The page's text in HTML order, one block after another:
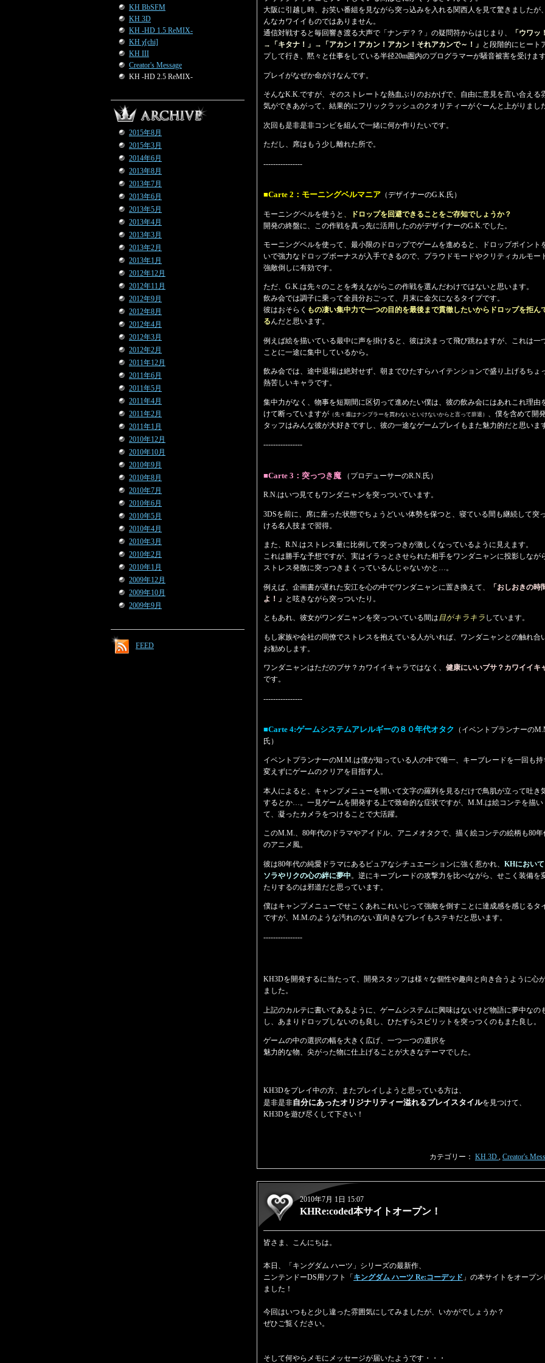
大阪に引越し時、お笑い番組を見ながら突っ込みを入れる関西人を見て驚きましたが
んなカワイイものではありません。
通信対戦すると毎回響き渡る大声で「ナンデ？？」の疑問符からはじまり、
「ウワッ
→「キタナ！」→「アカン！アカン！アカン！それアカンで～！」 と段階的にヒート
プして行き、黙々と仕事をしている半径20m圏内のプログラマーが騒音被害を受けます
プレイがなぜか命がけなんです。
そんなK.K.ですが、そのストレートな熱血ぶりのおかげで、自由に意見を言い合える
気ができあがって、結果的にフリックラッシュのクオリティーがぐーんと上がりまし
次回も是非是非コンビを組んで一緒に何か作りたいです。
ただし、席はもう少し離れた所で。
----------------
■Carte 2：モーニングベルマニア （デザイナーのG.K.氏）
モーニングベルを使うと
ドロップを回避できることをご存知でしょうか？
開発の終盤に、この作戦を真っ先に活用したのがデザイナーのG.K.でした。
モーニングベルを使って、最小限のドロップでゲームを進めると、ドロップポイント
いで強力なドロップボーナスが入手できるので、プラウドモードやクリティカルモー
強敵倒しに有効です。
ただ、G.K.は先々のことを考えながらこの作戦を選んだわけではないと思います。
飲み会では調子に乗って全員分おごって、月末に金欠になるタイプです。
彼はおそらく もの凄い集中力で一つの目的を最後まで貫徹したいからドロップを拒ん
るんだと思います。
例えば絵を描いている最中に声を掛けると、彼は決まって飛び跳ねますが、これは一
ことに一途に集中しているから。
飲み会では、途中退場は絶対せず、朝までひたすらハイテンションで盛り上げるちょ
熱苦しいキャラです。
集中力がなく、物事を短期間に区切って進めたい僕は、彼の飲み会にはあれこれ理由
けて断っていますが （先々週はナンプラーを買わないといけないからと言って辞退） 、僕を含めて開
タッフはみんな彼が大好きですし、彼の一途なゲームプレイもまた魅力的だと思いま
----------------
■Carte 3：突っつき魔 （プロデューサーのR.N.氏）
R.N.はいつ見てもワンダニャンを突っついています。
3DSを前に、席に座った状態でちょうどいい体勢を保つと、寝ている間も継続して突
ける名人技まで習得。
また、R.N.はストレス量に比例して突っつきが激しくなっているように見えます。
これは勝手な予想ですが、実はイラっとさせられた相手をワンダニャンに投影しなが
ストレス発散に突っつきまくっているんじゃないかと…。
例えば、企画書が遅れた安江を心の中でワンダニャンに置き換えて
「おしおきの時
よ！」 と呟きながら突っついたり。
ともあれ、彼女がワンダニャンを突っついている間は 目がキラキラ しています。
もし家族や会社の同僚でストレスを抱えている人がいれば、ワンダニャンとの触れ合
お勧めします。
ワンダニャンはただのブサ？カワイイキャラではなく、 健康にいいブサ？カワイイキ
です。
----------------
■Carte 4:ゲームシステムアレルギーの８０年代オタク （イベントプランナーの
氏）
イベントプランナーのM.M.は僕が知っている人の中で唯一、キーブレードを一回も持
変えずにゲームのクリアを目指す人。
本人によると、キャンプメニューを開いて文字の羅列を見るだけで鳥肌が立って吐き
するとか…。一見ゲームを開発する上で致命的な症状ですが、M.M.は絵コンテを描い
て、凝ったカメラをつけることで大活躍。
このM.M.、80年代のドラマやアイドル、アニメオタクで、描く絵コンテの絵柄も80年
のアニメ風。
彼は80年代の純愛ドラマにあるピュアなシチュエーションに強く惹かれ、 KHにおい
ソラやリクの心の絆に夢中。逆にキーブレードの攻撃力を比べながら、せこく装備を
たりするのは邪道だと思っています。
僕はキャンプメニューでせこくあれこれいじって強敵を倒すことに達成感を感じるタ
ですが、M.M.のような汚れのない直向きなプレイもステキだと思います。
----------------
KH3Dを開発するに当たって、開発スタッフは様々な個性や趣向と向き合うように心
ました。
上記のカルテに書いてあるように、ゲームシステムに興味はないけど物語に夢中なの
し、あまりドロップしないのも良し、ひたすらスピリットを突っつくのもまた良し。
ゲームの中の選択の幅を大きく広げ、一つ一つの選択を
魅力的な物、尖がった物に仕上げることが大きなテーマでした。
KH3Dをプレイ中の方、またプレイしようと思っている方は、
是非是非自分にあったオリジナリティー溢れるプレイスタイルを見つけて、
KH3Dを遊び尽くして下さい！
カテゴリー： KH 3D Creator's
2010年7月 1日 15:07
KHRe:coded本サイトオープン！
皆さま、こんにちは。
本日、「キングダム ハーツ」シリーズの最新作、
ニンテンドーDS用ソフト「キングダム ハーツ Re:コーデッド 」の本サイトをオープン
ました！
今回はいつもと少し違った雰囲気にしてみましたが、いかがでしょうか？
ぜひご覧ください。
そして何やらメモにメッセージが届いたようです・・・
KH BbSFM
KH 3D
KH -HD 1.5 ReMIX-
KH χ[chi]
KH III
Creator's Message
KH -HD 2.5 ReMIX-
2015年8月
2015年3月
2014年6月
2013年8月
2013年7月
2013年6月
2013年5月
2013年4月
2013年3月
2013年2月
2013年1月
2012年12月
2012年11月
2012年9月
2012年8月
2012年4月
2012年3月
2012年2月
2011年12月
2011年6月
2011年5月
2011年4月
2011年2月
2011年1月
2010年12月
2010年10月
2010年9月
2010年8月
2010年7月
2010年6月
2010年5月
2010年4月
2010年3月
2010年2月
2010年1月
2009年12月
2009年10月
2009年9月
FEED